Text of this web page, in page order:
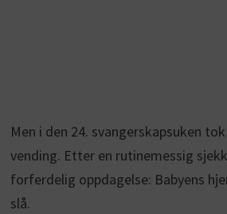
Men i den 24. svangerskapsuken
vending. Etter en rutinemessig
forferdelig oppdagelse: Babyens
slå.